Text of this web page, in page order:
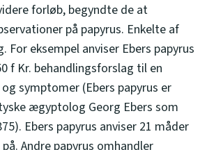
forløb, begyndte de at
på papyrus. Enkelte af
For eksempel anviser Ebers papyrus
f Kr. behandlingsforslag til en
symptomer (Ebers papyrus er
ægyptolog Georg Ebers som
Ebers papyrus anviser 21 måder
Andre papyrus omhandler